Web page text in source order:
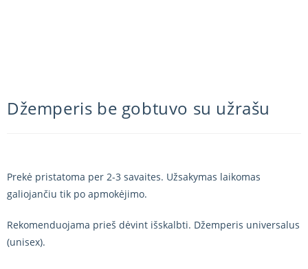
Džemperis be gobtuvo su užrašu
Prekė pristatoma per 2-3 savaites. Užsakymas laikomas
galiojančiu tik po apmokėjimo.
Rekomenduojama prieš dėvint išskalbti. Džemperis universalus
(unisex).